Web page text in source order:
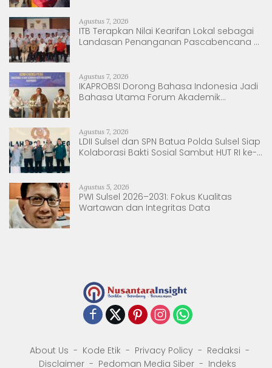
Agustus 7, 2026
ITB Terapkan Nilai Kearifan Lokal sebagai
Landasan Penanganan Pascabencana di
Agustus 7, 2026
IKAPROBSI Dorong Bahasa Indonesia Jadi
Bahasa Utama Forum Akademik
Agustus 7, 2026
LDII Sulsel dan SPN Batua Polda Sulsel Siap
Kolaborasi Bakti Sosial Sambut HUT RI ke-
Agustus 5, 2026
PWI Sulsel 2026–2031: Fokus Kualitas
Wartawan dan Integritas Data
About Us Kode Etik Privacy Policy
Redaksi
Disclaimer
Pedoman Media Siber Indeks